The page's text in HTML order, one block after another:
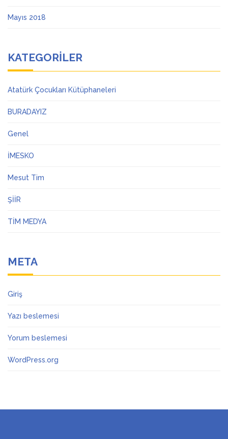
Mayıs 2018
KATEGORILER
Atatürk Çocukları Kütüphaneleri
BURADAYIZ
Genel
İMESKO
Mesut Tim
ŞİİR
TİM MEDYA
META
Giriş
Yazı beslemesi
Yorum beslemesi
WordPress.org